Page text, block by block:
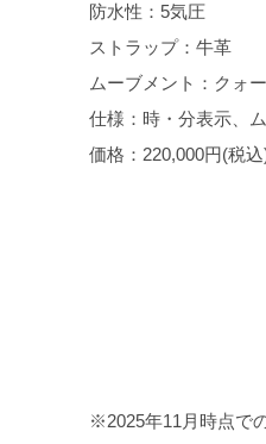
防水性：5気圧
ストラップ：牛革
ムーブメント：クォ
仕様：時・分表示、
価格：220,000円(税込
※2025年11月時点で